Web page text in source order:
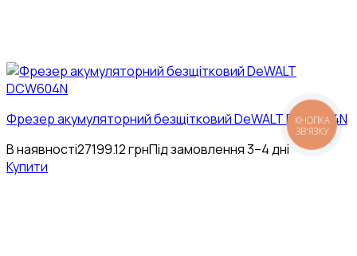
Фрезер акумуляторний безщітковий DeWALT DCW604N
В наявності27199.12грнПід замовлення 3–4 дні
Купити
КНОПКА
ЗВ'ЯЗКУ